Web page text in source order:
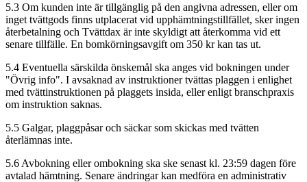
5.3 Om kunden inte är tillgänglig på den angivna adressen, eller om
inget tvättgods finns utplacerat vid upphämtningstillfället, sker ingen
återbetalning och Tvättdax är inte skyldigt att återkomma vid ett
senare tillfälle. En bomkörningsavgift om 350 kr kan tas ut.
5.4 Eventuella särskilda önskemål ska anges vid bokningen under
"Övrig info". I avsaknad av instruktioner tvättas plaggen i enlighet
med tvättinstruktionen på plaggets insida, eller enligt branschpraxis
om instruktion saknas.
5.5 Galgar, plaggpåsar och säckar som skickas med tvätten
återlämnas inte.
5.6 Avbokning eller ombokning ska ske senast kl. 23:59 dagen före
avtalad hämtning. Senare ändringar kan medföra en administrativ